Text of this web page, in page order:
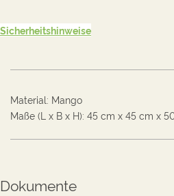
Sicherheitshinweise
Material: Mango
Maße (L x B x H): 45 cm x 45 cm x
Dokumente